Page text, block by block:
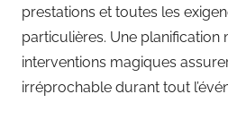
prestations et toutes les
particulières. Une planification
interventions magiques
irréprochable durant tout